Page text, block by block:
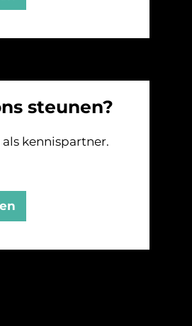
steunen?
als kennispartner.